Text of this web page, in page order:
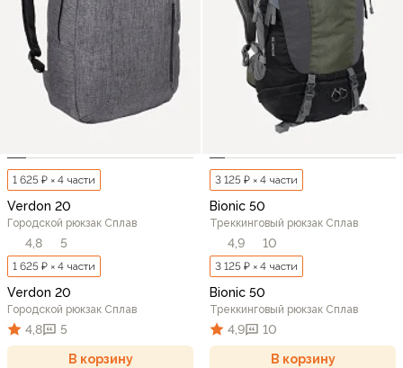
1 625 ₽ × 4 части
Verdon 20
Городской рюкзак Сплав
4,8 5
1 625 ₽ × 4 части
Verdon 20
Городской рюкзак Сплав
4,8 5
В корзину
3 125 ₽ × 4 части
Bionic 50
Треккинговый рюкзак Сплав
4,9 10
3 125 ₽ × 4 части
Bionic 50
Треккинговый рюкзак Сплав
4,9 10
В корзину